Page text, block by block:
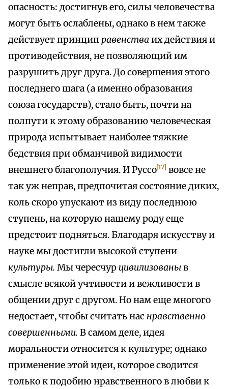
опасность: достигнув его, силы человечества
могут быть ослаблены, однако в нем также
действует принцип равенстваих действия и
противодействия, не позволяющий им
разрушить друг друга. До совершения этого
последнего шага (а именно образования
союза государств), стало быть, почти на
полпути к этому образованию человеческая
природа испытывает наиболее тяжкие
бедствия при обманчивой видимости
внешнего благополучия. И Руссо[17] вовсе не
так уж неправ, предпочитая состояние диких,
коль скоро упускают из виду последнюю
ступень, на которую нашему роду еще
предстоит подняться. Благодаря искусству и
науке мы достигли высокой ступени
культуры. Мы чересчур цивилизованыв
смысле всякой учтивости и вежливости в
общении друг с другом. Но нам еще многого
недостает, чтобы считать нас нравственно
совершенными. В самом деле, идея
моральности относится к культуре; однако
применение этой идеи, которое сводится
только к подобию нравственного в любви к